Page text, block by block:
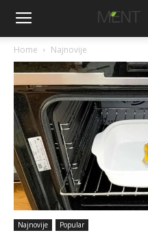
Home Najnovije
Najnovije Popular